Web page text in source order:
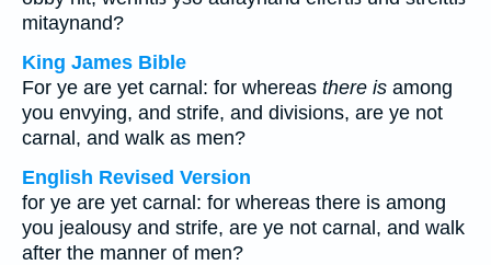
mitaynand?
King James Bible
For ye are yet carnal: for whereas there is among
you envying, and strife, and divisions, are ye not
carnal, and walk as men?
English Revised Version
for ye are yet carnal: for whereas there is among
you jealousy and strife, are ye not carnal, and walk
after the manner of men?